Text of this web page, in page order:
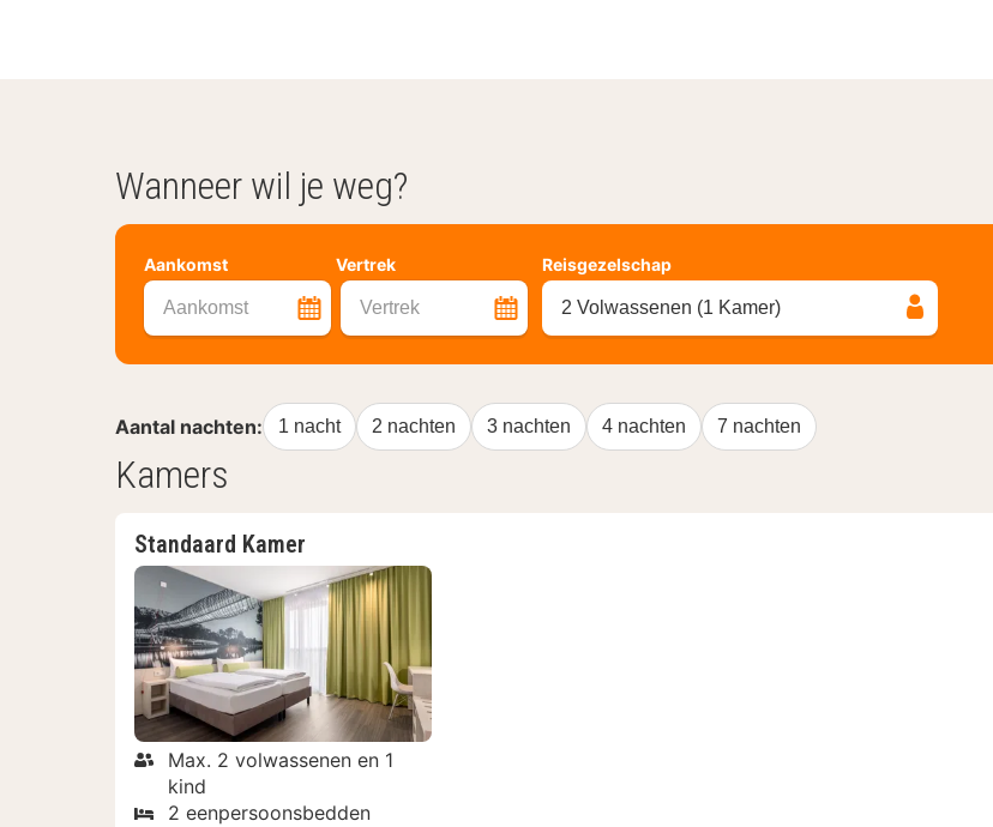
Wanneer wil je weg?
Aankomst Vertrek
Aankomst Vertrek
Reisgezelschap
2 Volwassenen (1 Kamer)
Aantal nachten: 1 nacht 2 nachten 3 nachten 4 nachten 7 nachten
Kamers
Standaard Kamer
Max. 2 volwassenen en 1
kind
2 eenpersoonsbedden